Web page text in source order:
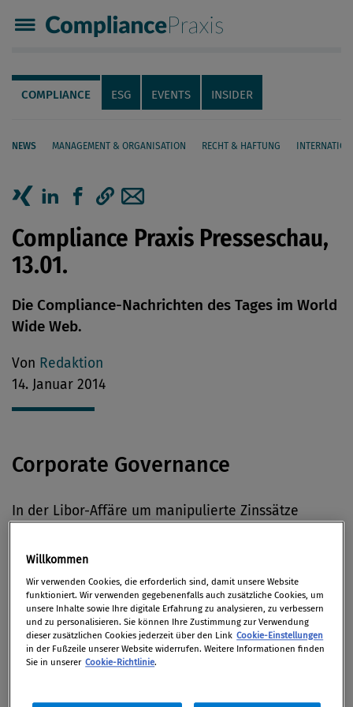
Compliance Praxis
Servicenavigation
Navigation
COMPLIANCE ESG EVENTS INSIDER
NEWS MANAGEMENT & ORGANISATION RECHT & HAFTUNG
Seiteninhalt
Artikel auf Xing teilen
Artikel auf linkedIn teilen
Artikel auf Facebook teilen
Artikellink kopieren
Artikel per Mail teilen
Compliance Praxis Presseschau,
13.01.
Die Compliance-Nachrichten des Tages im World
Wide Web.
Von Redaktion
14. Januar 2014
Corporate Governance
In der Libor-Affäre um manipulierte Zinssätze
Informationen des
der Deutschen Bank,
Paul Achleitner, insbesondere
eine von ihm angestoßene interne Untersuchung
der Führungsebene und ihrer Rolle im Libor-
Skandal.
Compliance Officer
Willkommen
Wir verwenden Cookies, die erforderlich sind, damit unsere Website
funktioniert. Wir verwenden gegebenenfalls auch zusätzliche Cookies, um
unsere Inhalte sowie Ihre digitale Erfahrung zu analysieren, zu verbessern
und zu personalisieren. Sie können Ihre Zustimmung zur Verwendung
dieser zusätzlichen Cookies jederzeit über den Link Cookie-Einstellungen
in der Fußzeile unserer Website widerrufen. Weitere Informationen finden
Sie in unserer Cookie-Richtlinie.